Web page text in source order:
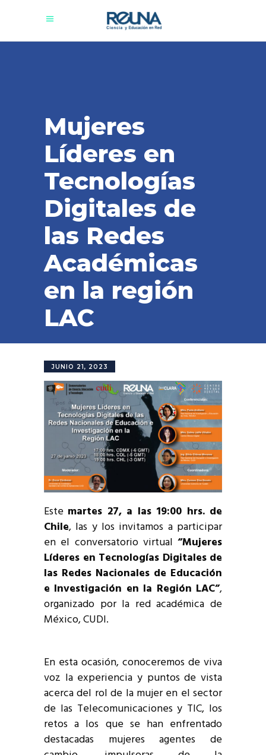
Mujeres
Líderes en
Tecnologías
Digitales de
las Redes
Académicas
en la región
LAC
JUNIO 21, 2023
Este martes 27, a las 19:00 hrs. de
Chile, las y los invitamos a participar
en el conversatorio virtual “Mujeres
Líderes en Tecnologías Digitales de
las Redes Nacionales de Educación
e Investigación en la Región LAC”,
organizado por la red académica de
México, CUDI.
En esta ocasión, conoceremos de viva
voz la experiencia y puntos de vista
acerca del rol de la mujer en el sector
de las Telecomunicaciones y TIC, los
retos a los que se han enfrentado
destacadas mujeres agentes de